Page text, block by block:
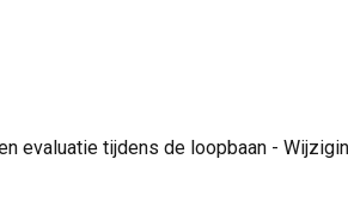
evaluatie tijdens de loopbaan -